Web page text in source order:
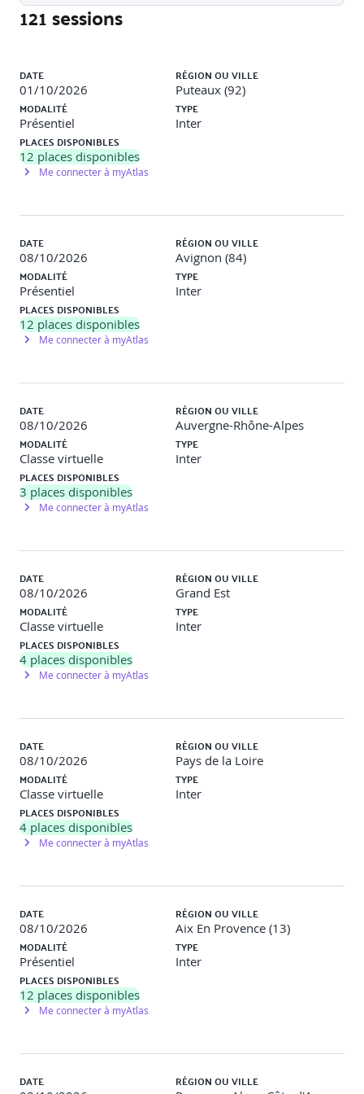
Prérequis
Aucun.
Méthodes et moyens pédagogiques
Travaux pratiquesDes études de cas et exercices
pratiques pour ancrer la démarche dans les esprits.
Pour optimiser le parcours d’apprentissage, des modules
présentielle ou la classe virtuelle, sur simple demande du
participant.
Modalités d'évaluation
Le formateur évalue la progression pédagogique du
QCM, mises en situation, travaux pratiques… Le
positionnement en amont et en aval pour valider les
compétences acquises.
Modalités d'inscription
Pour confirmer votre inscription, il vous suffit d'adresser
Programme de la formation
1 - UX Design et ergonomie des interfaces - Contenu
digital learning pré-formation
Activités digitales Dans cette formation en ligne, vous
architecture d'information claire et fluide pour des
utilisateurs.
2 - Introduction à l’accessibilité numérique
Définition de l’accessibilité numérique.
Contexte historique et sociétal : inclusion et droits
Travaux pratiques Tour de table. Echange : qu’est que le
mot « handicap » évoque pour vous ? Mini débat : «
pourquoi l’accessibilité concerne tout le monde ».
3 - Typologies d’handicaps et impacts numériques
Besoins spéciaux et notion de « situation de handicap
».
Présentation des handicaps visuels, auditifs, moteurs,
Notions de barrières numériques (navigation, lecture,
121 sessions
DATE
01/10/2026
RÉGION OU VILLE
Puteaux (92)
MODALITÉ
Présentiel
TYPE
Inter
PLACES DISPONIBLES
12 places disponibles
Me connecter à myAtlas
DATE
08/10/2026
RÉGION OU VILLE
Avignon (84)
MODALITÉ
Présentiel
TYPE
Inter
PLACES DISPONIBLES
12 places disponibles
Me connecter à myAtlas
DATE
08/10/2026
RÉGION OU VILLE
Auvergne-Rhône-Alpes
MODALITÉ
Classe virtuelle
TYPE
Inter
PLACES DISPONIBLES
3 places disponibles
Me connecter à myAtlas
DATE
08/10/2026
RÉGION OU VILLE
Grand Est
MODALITÉ
Classe virtuelle
TYPE
Inter
PLACES DISPONIBLES
4 places disponibles
Me connecter à myAtlas
DATE
08/10/2026
RÉGION OU VILLE
Pays de la Loire
MODALITÉ
Classe virtuelle
TYPE
Inter
PLACES DISPONIBLES
4 places disponibles
Me connecter à myAtlas
DATE
08/10/2026
RÉGION OU VILLE
Aix En Provence (13)
MODALITÉ
Présentiel
TYPE
Inter
PLACES DISPONIBLES
12 places disponibles
Me connecter à myAtlas
DATE RÉGION OU VILLE